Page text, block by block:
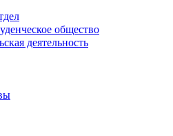
общество
деятельность